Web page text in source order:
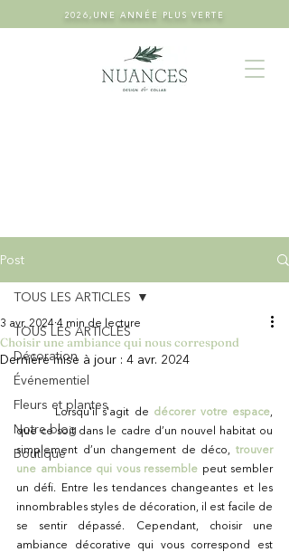
2026,UNE ANNÉE PLUS VERTE
Post
TOUS LES ARTICLES
Décoration
Événementiel
Fleurs et plantes
Notre blog
Boutique
TOUS LES ARTICLES
Choisir une ambiance qui nous correspond
3 avr. 2024 4 min de lecture
Dernière mise à jour : 4 avr. 2024
	Lorsqu'il s'agit de
décorer votre espace,
que ce soit dans le cadre d’un nouvel habitat ou
simplement d’un changement de déco, trouver
une ambiance qui vous ressemble peut sembler
un défi. Entre les tendances changeantes et les
innombrables styles de décoration, il est facile de
se sentir dépassé. Cependant, choisir une
ambiance décorative qui vous correspond est